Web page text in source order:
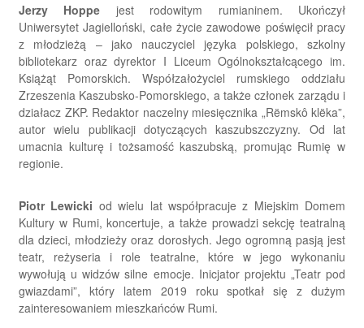
Jerzy Hoppe jest rodowitym rumianinem. Ukończył
Uniwersytet Jagielloński, całe życie zawodowe poświęcił pracy
z młodzieżą – jako nauczyciel języka polskiego, szkolny
bibliotekarz oraz dyrektor I Liceum Ogólnokształcącego im.
Książąt Pomorskich. Współzałożyciel rumskiego oddziału
Zrzeszenia Kaszubsko-Pomorskiego, a także członek zarządu i
działacz ZKP. Redaktor naczelny miesięcznika „Rëmskô klëka”,
autor wielu publikacji dotyczących kaszubszczyzny. Od lat
umacnia kulturę i tożsamość kaszubską, promując Rumię w
regionie.
Piotr Lewicki od wielu lat współpracuje z Miejskim Domem
Kultury w Rumi, koncertuje, a także prowadzi sekcję teatralną
dla dzieci, młodzieży oraz dorosłych. Jego ogromną pasją jest
teatr, reżyseria i role teatralne, które w jego wykonaniu
wywołują u widzów silne emocje. Inicjator projektu „Teatr pod
gwiazdami”, który latem 2019 roku spotkał się z dużym
zainteresowaniem mieszkańców Rumi.